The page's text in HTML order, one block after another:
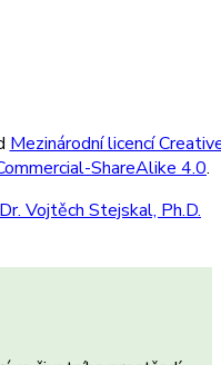
Mezinárodní licencí
ShareAlike 4.0.
Vojtěch Stejskal, Ph.D.